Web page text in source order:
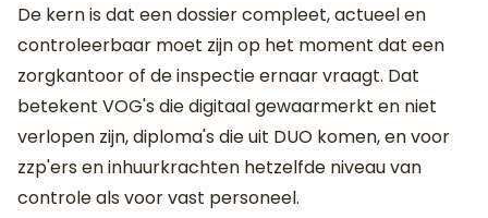
De kern is dat een dossier compleet, actueel en
controleerbaar moet zijn op het moment dat een
zorgkantoor of de inspectie ernaar vraagt. Dat
betekent VOG's die digitaal gewaarmerkt en niet
verlopen zijn, diploma's die uit DUO komen, en voor
zzp'ers en inhuurkrachten hetzelfde niveau van
controle als voor vast personeel.